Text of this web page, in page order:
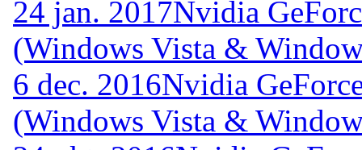
24 jan. 2017Nvidia
(Windows Vista &
6 dec. 2016Nvidia
(Windows Vista &